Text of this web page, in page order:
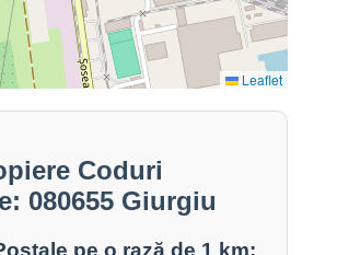
Leaflet
Coduri
080655 Giurgiu
pe o rază de 1 km: